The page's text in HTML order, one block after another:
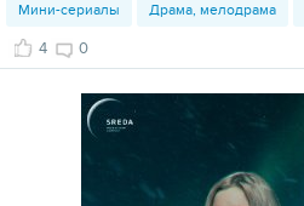
Мини-сериалы Драма, мелодрама
4 0